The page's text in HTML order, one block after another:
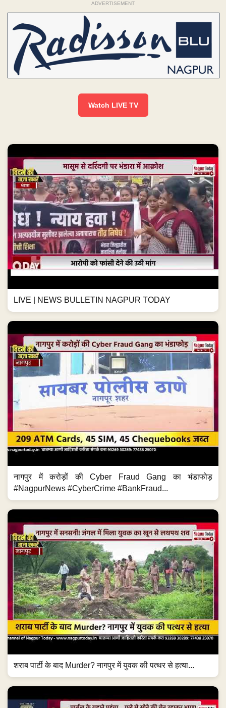
ADVERTISEMENT
Watch LIVE TV
LIVE | NEWS BULLETIN NAGPUR TODAY
नागपुर में करोड़ों की Cyber Fraud Gang का भंडाफोड़
#NagpurNews #CyberCrime #BankFraud...
शराब पार्टी के बाद Murder? नागपुर में युवक की पत्थर से हत्या...